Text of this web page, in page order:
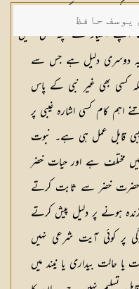
کی وجہ سے کیا ہے۔ میں
اختیار سے کچھ بھی نہیں
یہ ہے ان باتوں کی حقیقت جن
صبر نہیں کرسکے۔“
یوسف حافظ
دوسری دلیل ہے جس سے
کسی بھی غیر نبی کے پاس
اہم کام کسی اشارہ غیبی پر
قابل عمل ہی ہے۔ نبوت
مختلف ہے اور حیات خضر
حضرت خضر سے ثابت کرتے
ہونے پر دلیل پیش کرتے
پر کوئی آیت شرعی نہیں
حالت بیداری یا نیند میں